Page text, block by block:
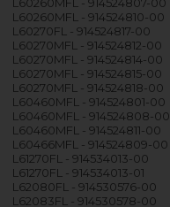
L60260MFL - 914524810-00
L60270FL - 914524817-00
L60270MFL - 914524812-00
L60270MFL - 914524814-00
L60270MFL - 914524815-00
L60270MFL - 914524818-00
L60460MFL - 914524801-00
L60460MFL - 914524808-00
L60460MFL - 914524811-00
L60466MFL - 914524809-00
L61270FL - 914534013-00
L61270FL - 914534013-01
L62080FL - 914530576-00
L62083FL - 914530578-00